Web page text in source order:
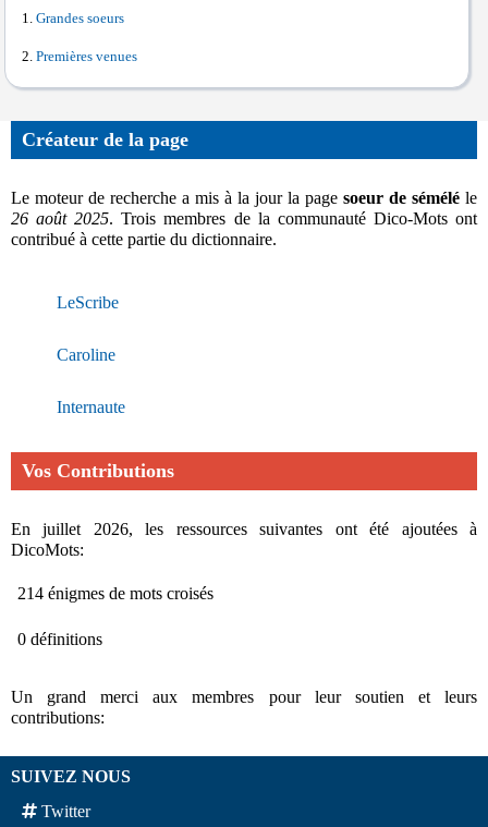
Grandes soeurs
Premières venues
Créateur de la page
Le moteur de recherche a mis à la jour la page soeur de sémélé le
26 août 2025. Trois membres de la communauté Dico-Mots ont
contribué à cette partie du dictionnaire.
LeScribe
Caroline
Internaute
Vos Contributions
En juillet 2026, les ressources suivantes ont été ajoutées à
DicoMots:
214 énigmes de mots croisés
0 définitions
Un grand merci aux membres pour leur soutien et leurs
contributions:
SUIVEZ NOUS
Twitter